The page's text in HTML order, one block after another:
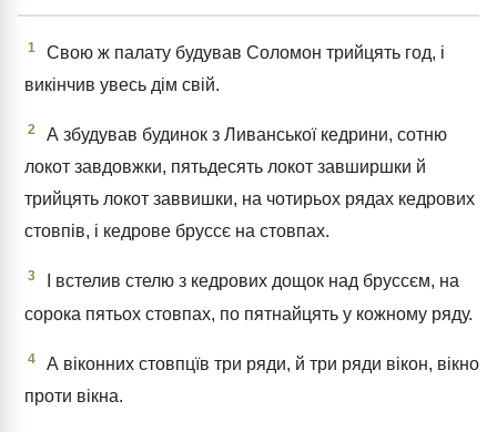
1
Свою ж палату будував Соломон трийцять год, і
викінчив увесь дім свій.
2
А збудував будинок з Ливанської кедрини, сотню
локот завдовжки, пятьдесять локот завширшки й
трийцять локот заввишки, на чотирьох рядах кедрових
стовпів, і кедрове бруссє на стовпах.
3
І встелив стелю з кедрових дощок над бруссєм, на
сорока пятьох стовпах, по пятнайцять у кожному ряду.
4
А віконних стовпцїв три ряди, й три ряди вікон, вікно
проти вікна.